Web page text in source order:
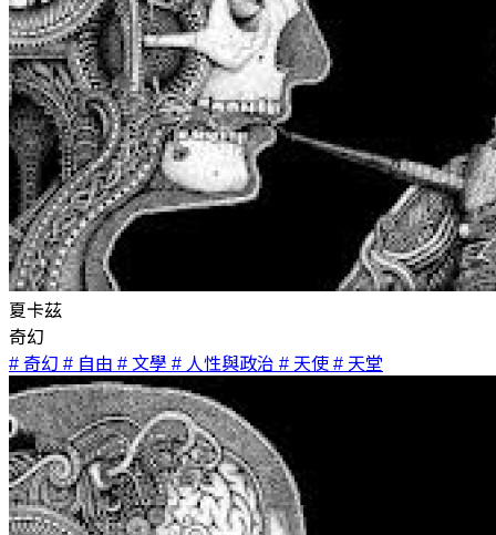
夏卡茲
奇幻
# 奇幻 # 自由 # 文學 # 人性與政治 # 天使 # 天堂